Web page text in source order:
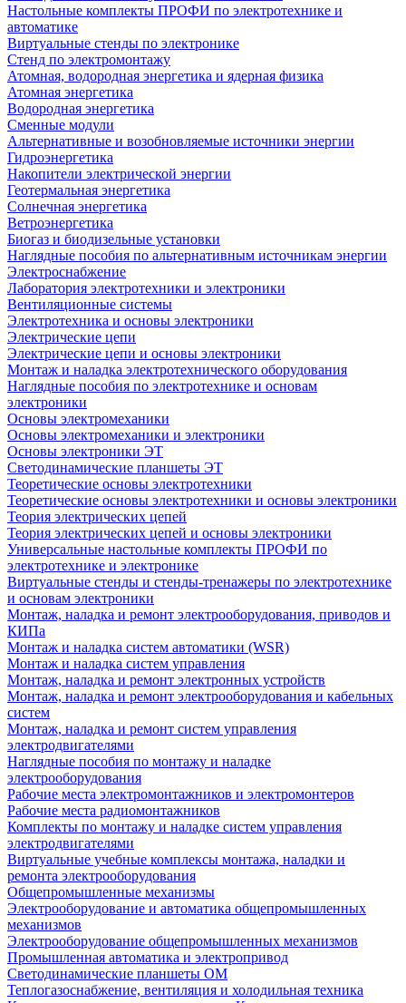
Настольные комплекты ПРОФИ по электротехнике и
автоматике
Виртуальные стенды по электронике
Стенд по электромонтажу
Атомная, водородная энергетика и ядерная физика
Атомная энергетика
Водородная энергетика
Сменные модули
Альтернативные и возобновляемые источники энергии
Гидроэнергетика
Накопители электрической энергии
Геотермальная энергетика
Солнечная энергетика
Ветроэнергетика
Биогаз и биодизельные установки
Наглядные пособия по альтернативным источникам энергии
Электроснабжение
Лаборатория электротехники и электроники
Вентиляционные системы
Электротехника и основы электроники
Электрические цепи
Электрические цепи и основы электроники
Монтаж и наладка электротехнического оборудования
Наглядные пособия по электротехнике и основам
электроники
Основы электромеханики
Основы электромеханики и электроники
Основы электроники ЭТ
Светодинамические планшеты ЭТ
Теоретические основы электротехники
Теоретические основы электротехники и основы электроники
Теория электрических цепей
Теория электрических цепей и основы электроники
Универсальные настольные комплекты ПРОФИ по
электротехнике и электронике
Виртуальные стенды и стенды-тренажеры по электротехнике
и основам электроники
Монтаж, наладка и ремонт электрооборудования, приводов и
КИПа
Монтаж и наладка систем автоматики (WSR)
Монтаж и наладка систем управления
Монтаж, наладка и ремонт электронных устройств
Монтаж, наладка и ремонт электрооборудования и кабельных
систем
Монтаж, наладка и ремонт систем управления
электродвигателями
Наглядные пособия по монтажу и наладке
электрооборудования
Рабочие места электромонтажников и электромонтеров
Рабочие места радиомонтажников
Комплекты по монтажу и наладке систем управления
электродвигателями
Виртуальные учебные комплексы монтажа, наладки и
ремонта электрооборудования
Общепромышленные механизмы
Электрооборудование и автоматика общепромышленных
механизмов
Электрооборудование общепромышленных механизмов
Промышленная автоматика и электропривод
Светодинамические планшеты ОМ
Теплогазоснабжение, вентиляция и холодильная техника